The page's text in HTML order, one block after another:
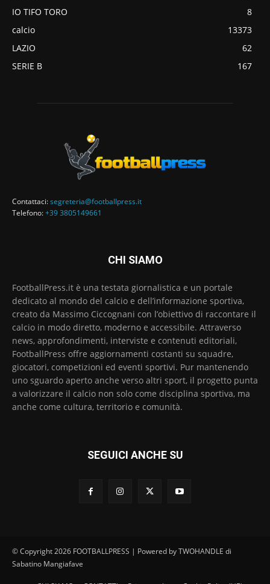
IO TIFO TORO
8
calcio
13373
LAZIO
62
SERIE B
167
Contattaci:segreteria@footballpress.it
Telefono:+39 3805149661
CHI SIAMO
FootballPress.it è una testata giornalistica e un portale
dedicato al mondo del calcio e dell’informazione sportiva,
creato da Massimo Ciccognani con l’obiettivo di raccontare il
calcio in modo diretto, moderno e accessibile. Attraverso
news, approfondimenti, interviste e contenuti editoriali,
FootballPress offre aggiornamenti costanti su squadre,
giocatori, competizioni ed eventi sportivi. Pur mantenendo
uno sguardo aperto anche verso altri sport, il progetto punta
a valorizzare il calcio non solo come disciplina sportiva, ma
anche come cultura, territorio e comunità.
SEGUICI ANCHE SU
© Copyright 2026 FOOTBALLPRESS | Powered by TWOHANDLE di
Sabatino Mangiafave